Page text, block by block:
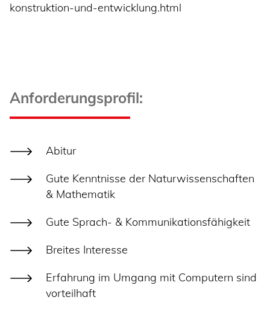
konstruktion-und-entwicklung.html
Anforderungsprofil:
Abitur
Gute Kenntnisse der Naturwissenschaften
& Mathematik
Gute Sprach- & Kommunikationsfähigkeit
Breites Interesse
Erfahrung im Umgang mit Computern sind
vorteilhaft